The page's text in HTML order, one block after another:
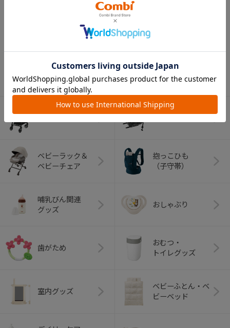
CATEGORY
カテゴリー
（コンビ）
ベビーラック＆
ベビーチェア
抱っこひも
（子守帯）
哺乳びん関連
グッズ
おしゃぶり
歯がため
おむつ・
トイレグッズ
室内グッズ
ベビーふとん・ベ
ビーベッド